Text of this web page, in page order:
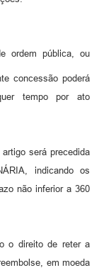
ordem pública, ou
concessão poderá
tempo por ato
será precedida
indicando os
não inferior a 360
o direito de reter a
em moeda